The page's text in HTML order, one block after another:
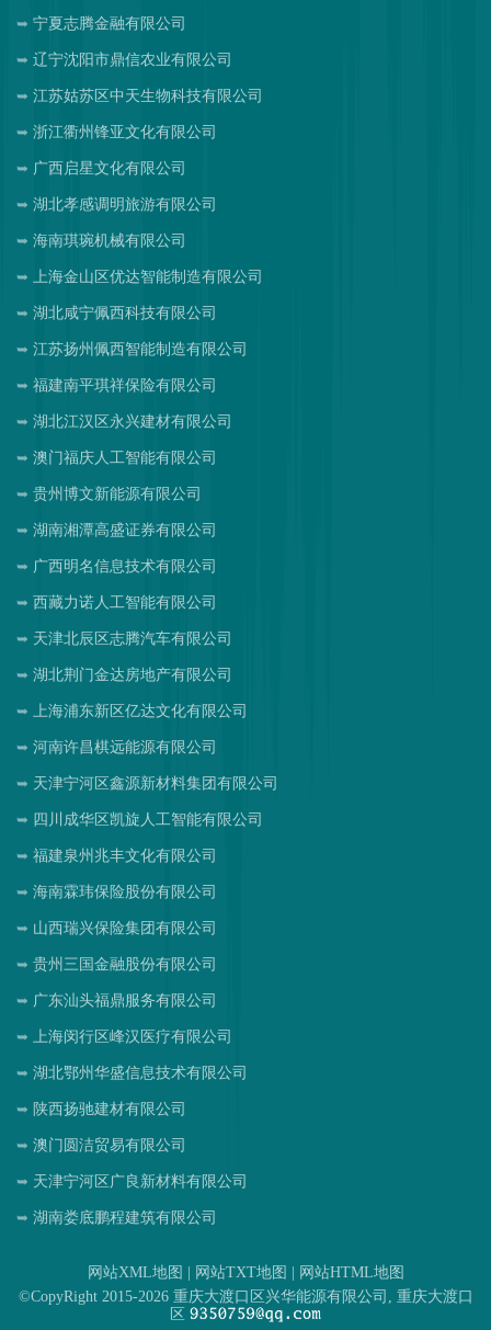
宁夏志腾金融有限公司
辽宁沈阳市鼎信农业有限公司
江苏姑苏区中天生物科技有限公司
浙江衢州锋亚文化有限公司
广西启星文化有限公司
湖北孝感调明旅游有限公司
海南琪琬机械有限公司
上海金山区优达智能制造有限公司
湖北咸宁佩西科技有限公司
江苏扬州佩西智能制造有限公司
福建南平琪祥保险有限公司
湖北江汉区永兴建材有限公司
澳门福庆人工智能有限公司
贵州博文新能源有限公司
湖南湘潭高盛证券有限公司
广西明名信息技术有限公司
西藏力诺人工智能有限公司
天津北辰区志腾汽车有限公司
湖北荆门金达房地产有限公司
上海浦东新区亿达文化有限公司
河南许昌棋远能源有限公司
天津宁河区鑫源新材料集团有限公司
四川成华区凯旋人工智能有限公司
福建泉州兆丰文化有限公司
海南霖玮保险股份有限公司
山西瑞兴保险集团有限公司
贵州三国金融股份有限公司
广东汕头福鼎服务有限公司
上海闵行区峰汉医疗有限公司
湖北鄂州华盛信息技术有限公司
陕西扬驰建材有限公司
澳门圆洁贸易有限公司
天津宁河区广良新材料有限公司
湖南娄底鹏程建筑有限公司
网站XML地图 | 网站TXT地图 | 网站HTML地图
©CopyRight 2015-2026 重庆大渡口区兴华能源有限公司, 重庆大渡口
区